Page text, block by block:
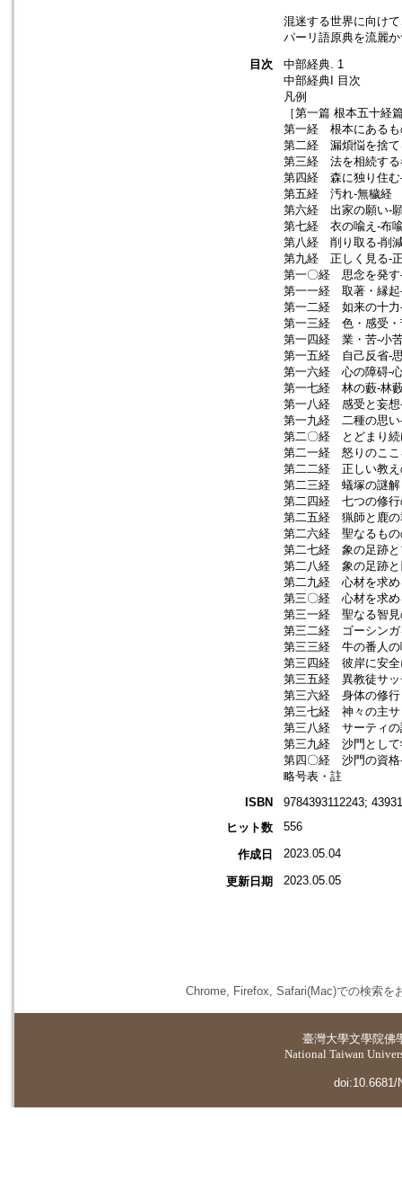
混迷する世界に向け
パーリ語原典を流麗
目次
中部経典. 1
中部経典I 目次
凡例
［第一篇 根本五十経
第一経 根本にある
第二経 漏煩悩を捨
第三経 法を相続す
第四経 森に独り住
第五経 汚れ-無穢経
第六経 出家の願い-
第七経 衣の喩え-布
第八経 削り取る-削
第九経 正しく見る-
第一〇経 思念を発
第一一経 取著・縁
第一二経 如来の十
第一三経 色・感受
第一四経 業・苦-小
第一五経 自己反省-
第一六経 心の障碍-
第一七経 林の藪-林
第一八経 感受と妄
第一九経 二種の思
第二〇経 とどまり
第二一経 怒りのこ
第二二経 正しい教
第二三経 蟻塚の謎
第二四経 七つの修
第二五経 猟師と鹿
第二六経 聖なるも
第二七経 象の足跡
第二八経 象の足跡
第二九経 心材を求め
第三〇経 心材を求め
第三一経 聖なる智
第三二経 ゴーシンガ
第三三経 牛の番人
第三四経 彼岸に安
第三五経 異教徒サ
第三六経 身体の修
第三七経 神々の主
第三八経 サーティ
第三九経 沙門とし
第四〇経 沙門の資
略号表・註
ISBN
9784393112243;
ヒット数
556
作成日 2023.05.04
更新日期 2023.05.05
Chrome, Firefox, Safari(Mac)での検索を
臺灣大學文學院佛
National Taiwan
doi:10.6681/